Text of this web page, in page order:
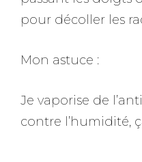
pour décoller les
Mon astuce :
Je vaporise de
contre l’humidité,